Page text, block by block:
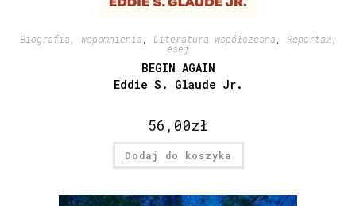
Biografia, wspomnienia Literatura współczesna Reportaż,
esej
BEGIN AGAIN
Eddie S. Glaude Jr.
56,00zł
Dodaj do koszyka